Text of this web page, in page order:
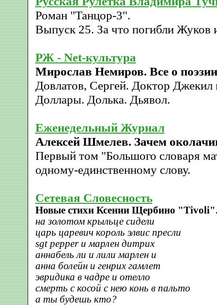
Роман "Танцор-3".
Выпуск 25. За что погибли Жуков
РЖ - Net-культура
Мирослав Немиров. Все о
Довлатов, Сергей. Доктор
Доллары. Долька. Дьявол.
Еженедельный Журнал
Алексей Шмелев. Зачем
Первый том "Большого словаря
одному-единственному слову.
Сетевая Словесность
Новые стихи Ксении Щербино
на золотом крыльце сидели
царь царевич король элвис пресли
sgt pepper и марлен дитрих
аннабель ли и лили марлен и
анна болейн и генрих гамлет
эвридика в чадре и отелло
смерть с косой с нею конь в пальто
а ты будешь кто?